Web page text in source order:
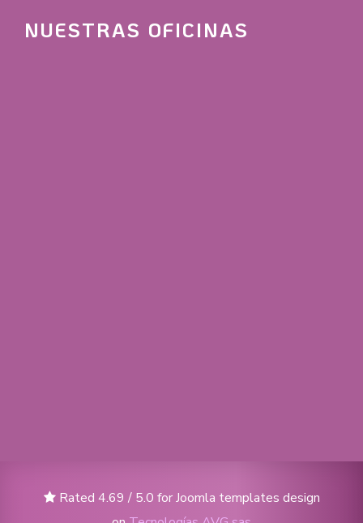
NUESTRAS OFICINAS
Rated 4.69 / 5.0 for Joomla templates design